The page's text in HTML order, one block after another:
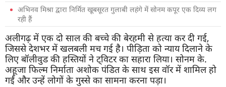
अभिनव मिश्रा द्वारा निर्मित खूबसूरत गुलाबी लहंगे में सोनम कपूर एक दिव्य लग
रही हैं
अलीगढ़ में एक दो साल की बच्चे की बेरहमी से हत्या कर दी गई,
जिससे देशभर में खलबली मच गई है। पीड़िता को न्याय दिलाने के
लिए बॉलीवुड की हस्तियों ने ट्विटर का सहारा लिया। सोनम के.
अहूजा फिल्म निर्माता अशोक पंडित के साथ इस वॉर में शामिल हो
गईं और उन्हें लोगों के गुस्से का सामना करना पड़ा।